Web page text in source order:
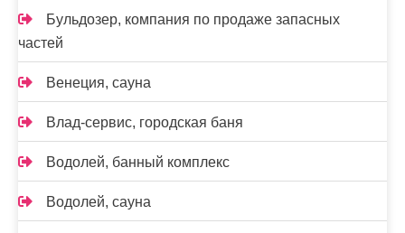
Бульдозер, компания по продаже запасных
частей
Венеция, сауна
Влад-сервис, городская баня
Водолей, банный комплекс
Водолей, сауна